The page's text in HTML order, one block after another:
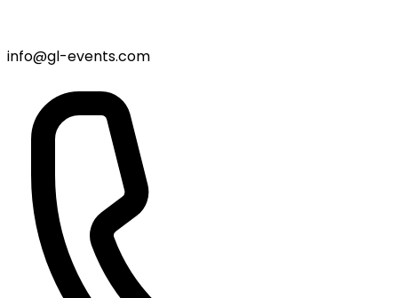
info@gl-events.com